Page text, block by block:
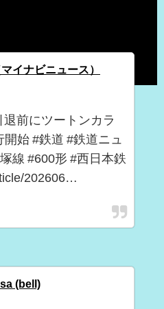
イナビニュース）
前にツートンカラ
始 #鉄道 #鉄道ニュ
線 #600形 #西日本鉄
202606…
(bell)